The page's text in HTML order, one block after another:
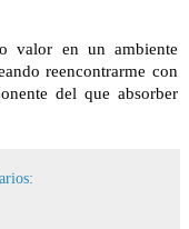
valor en un ambiente
reencontrarme con
del que absorber